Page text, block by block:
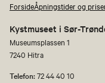
ForsideÅpningstider og
Kystmuseet i Sør-
Museumsplassen 1
7240 Hitra
Telefon:72 44 40 10